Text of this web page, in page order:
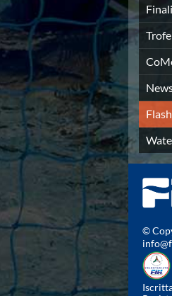
Campionato
Storico
Finali
Trofei delle
Flash
Waterpolo
Norme e
Risultati e
Flash
Norme e
©